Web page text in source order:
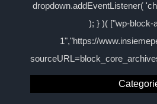
dropdown.addEventListener(
); } )( ["wp-block-
1","https://